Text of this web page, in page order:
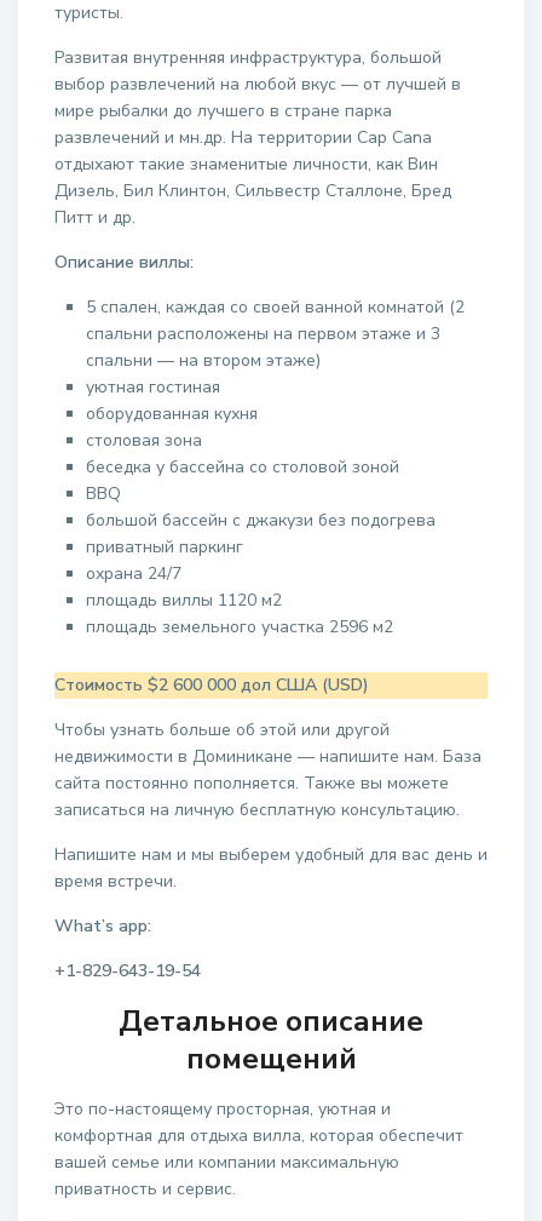
туристы.
Развитая внутренняя инфраструктура, большой
выбор развлечений на любой вкус — от лучшей в
мире рыбалки до лучшего в стране парка
развлечений и мн.др. На территории Cap Cana
отдыхают такие знаменитые личности, как Вин
Дизель, Бил Клинтон, Сильвестр Сталлоне, Бред
Питт и др.
Описание виллы:
5 спален, каждая со своей ванной комнатой (2
спальни расположены на первом этаже и 3
спальни — на втором этаже)
уютная гостиная
оборудованная кухня
столовая зона
беседка у бассейна со столовой зоной
BBQ
большой бассейн с джакузи без подогрева
приватный паркинг
охрана 24/7
площадь виллы 1120 м2
площадь земельного участка 2596 м2
Стоимость $2 600 000 дол США (USD)
Чтобы узнать больше об этой или другой
недвижимости в Доминикане — напишите нам. База
сайта постоянно пополняется. Также вы можете
записаться на личную бесплатную консультацию.
Напишите нам и мы выберем удобный для вас день и
время встречи.
What’s app:
+1-829-643-19-54
Детальное описание
помещений
Это по-настоящему просторная, уютная и
комфортная для отдыха вилла, которая обеспечит
вашей семье или компании максимальную
приватность и сервис.